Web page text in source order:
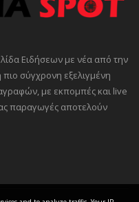
Ειδήσεων με νέα από την
σύγχρονη εξελιγμένη
με εκπομπές και live
παραγωγές αποτελούν